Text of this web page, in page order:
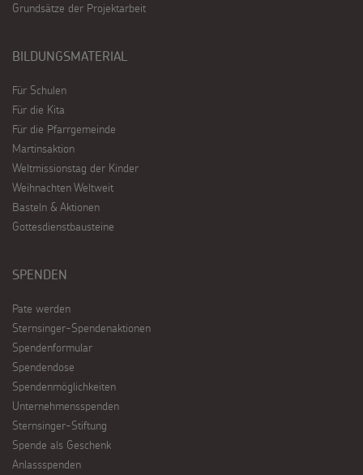
Grundsätze der Projektarbeit
BILDUNGSMATERIAL
Für Schulen
Für die Kita
Für die Pfarrgemeinde
Martinsaktion
Weltmissionstag der Kinder
Weihnachten Weltweit
Basteln & Aktionen
Gottesdienstbausteine
SPENDEN
Pate werden
Sternsinger-Spendenaktionen
Spendenformular
Spendendose
Spendenmöglichkeiten
Unternehmensspenden
Sternsinger-Stiftung
Spende als Geschenk
Anlassspenden